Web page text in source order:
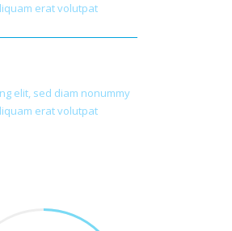
erat volutpat
elit, sed diam nonummy
erat volutpat